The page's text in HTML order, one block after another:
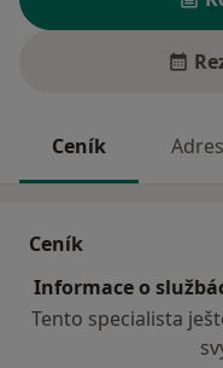
Ceník
Ceník
Informace o
Tento specialista